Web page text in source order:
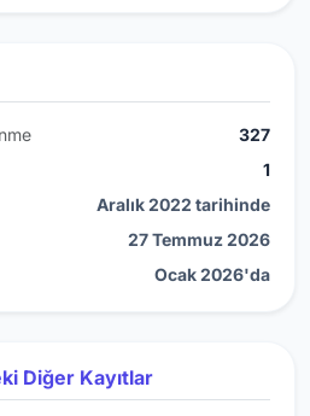
327
1
Aralık 2022 tarihinde
27 Temmuz 2026
Ocak 2026'da
Diğer Kayıtlar